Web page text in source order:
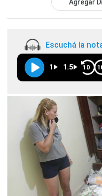
Agregar
Escuchá la
1 1.5 10